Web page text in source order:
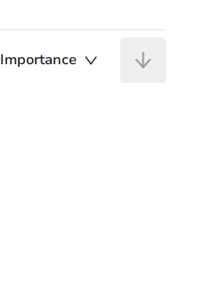
Importance